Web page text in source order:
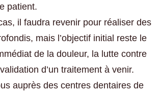
patient.
il faudra revenir pour réaliser des
mais l’objectif initial reste le
de la douleur, la lutte contre
d’un traitement à venir.
auprès des centres dentaires de